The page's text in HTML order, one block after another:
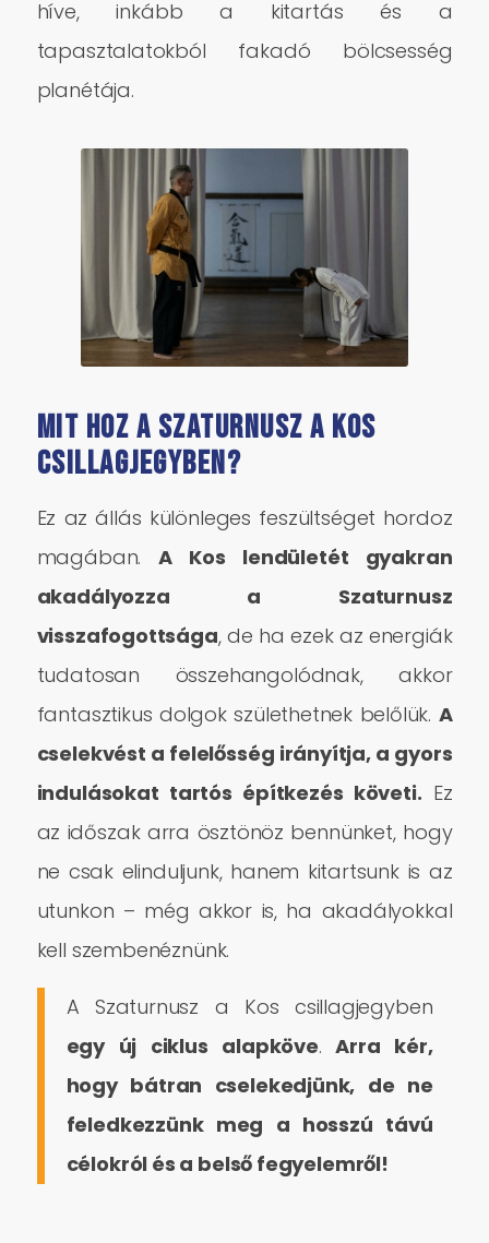
híve, inkább a kitartás és a
tapasztalatokból fakadó bölcsesség
planétája.
Mit hoz a Szaturnusz a Kos
csillagjegyben?
Ez az állás különleges feszültséget hordoz
magában.A Kos lendületét gyakran
akadályozza a Szaturnusz
visszafogottsága, de ha ezek az energiák
tudatosan összehangolódnak, akkor
fantasztikus dolgok születhetnek belőlük. A
cselekvést a felelősség irányítja, a gyors
indulásokat tartós építkezés követi. Ez
az időszak arra ösztönöz bennünket, hogy
ne csak elinduljunk, hanem kitartsunk is az
utunkon – még akkor is, ha akadályokkal
kell szembenéznünk.
A Szaturnusz a Kos csillagjegyben
egy új ciklus alapköve. Arra kér,
hogy bátran cselekedjünk, de ne
feledkezzünk meg a hosszú távú
célokról és a belső fegyelemről!